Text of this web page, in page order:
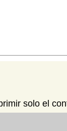
solo el